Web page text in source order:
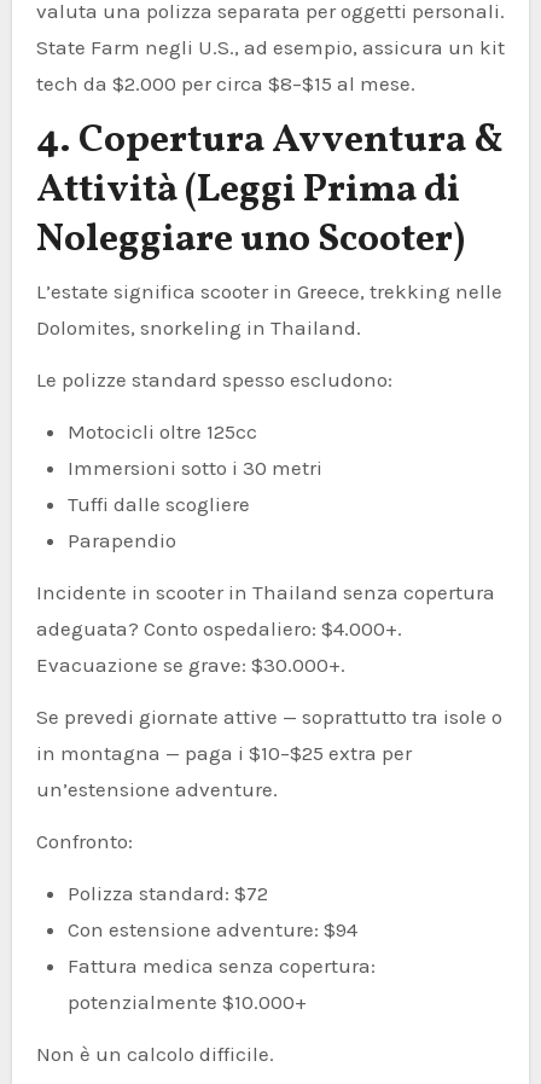
valuta una polizza separata per oggetti personali.
State Farm negli U.S., ad esempio, assicura un kit
tech da $2.000 per circa $8–$15 al mese.
4. Copertura Avventura &
Attività (Leggi Prima di
Noleggiare uno Scooter)
L’estate significa scooter in Greece, trekking nelle
Dolomites, snorkeling in Thailand.
Le polizze standard spesso escludono:
Motocicli oltre 125cc
Immersioni sotto i 30 metri
Tuffi dalle scogliere
Parapendio
Incidente in scooter in Thailand senza copertura
adeguata? Conto ospedaliero: $4.000+.
Evacuazione se grave: $30.000+.
Se prevedi giornate attive — soprattutto tra isole o
in montagna — paga i $10–$25 extra per
un’estensione adventure.
Confronto:
Polizza standard: $72
Con estensione adventure: $94
Fattura medica senza copertura:
potenzialmente $10.000+
Non è un calcolo difficile.